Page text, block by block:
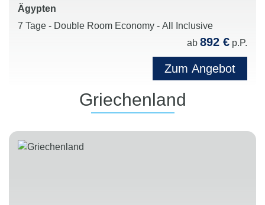
Ägypten
7 Tage - Double Room Economy - All Inclusive
ab 892 € p.P.
Zum Angebot
Griechenland